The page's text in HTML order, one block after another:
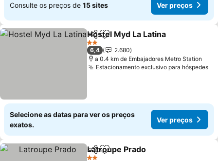
Consulte os preços de 15 sites Ver preços
PartilharAdicionar aos favoritos
Hostel Myd La Latina
2 Estrelas
6,4
2.680
a 0.4 km de Embajadores Metro Station
Estacionamento exclusivo para hóspedes
Selecione as datas para ver os preços
exatos.
Ver preços
PartilharAdicionar aos favoritos
Latroupe Prado